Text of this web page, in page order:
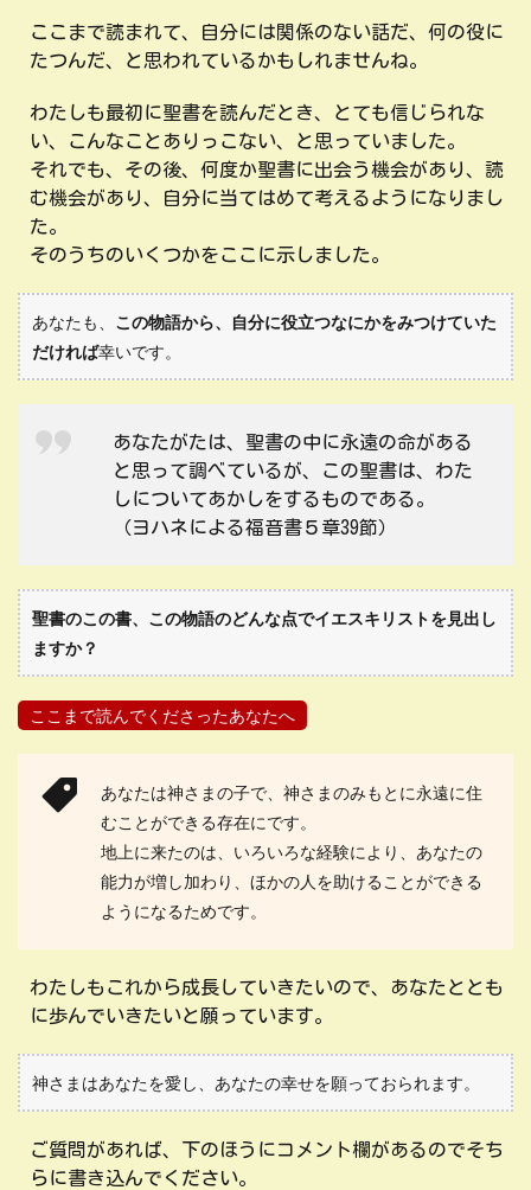
ここまで読まれて、自分には関係のない話だ、何の役に
たつんだ、と思われているかもしれませんね。
わたしも最初に聖書を読んだとき、とても信じられな
い、こんなことありっこない、と思っていました。
それでも、その後、何度か聖書に出会う機会があり、読
む機会があり、自分に当てはめて考えるようになりまし
た。
そのうちのいくつかをここに示しました。
あなたも、 この物語から、自分に役立つなにかをみつけていた
だければ幸いです。
あなたがたは、聖書の中に永遠の命がある
と思って調べているが、この聖書は、わた
しについてあかしをするものである。
（ヨハネによる福音書５章39節）
聖書のこの書、この物語のどんな点でイエスキリストを見出し
ますか？
ここまで読んでくださったあなたへ
あなたは神さまの子で、神さまのみもとに永遠に住
むことができる存在にです。
地上に来たのは、いろいろな経験により、あなたの
能力が増し加わり、ほかの人を助けることができる
ようになるためです。
わたしもこれから成長していきたいので、あなたととも
に歩んでいきたいと願っています。
神さまはあなたを愛し、あなたの幸せを願っておられます。
ご質問があれば、下のほうにコメント欄があるのでそち
らに書き込んでください。